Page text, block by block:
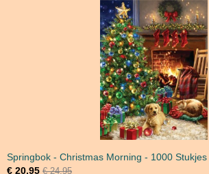
Springbok - Christmas Morning - 1000 Stukjes
€ 20,95 € 24,95